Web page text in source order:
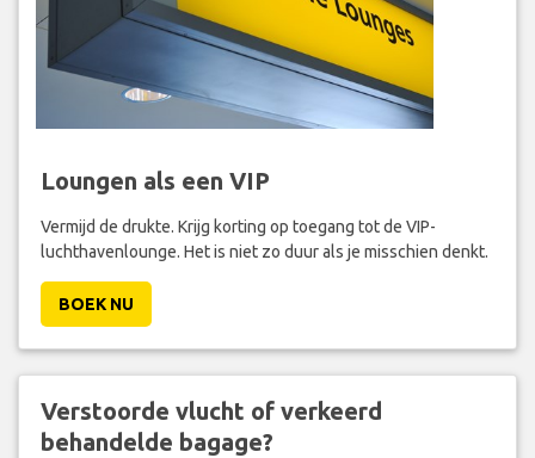
Loungen als een VIP
Vermijd de drukte. Krijg korting op toegang tot de VIP-
luchthavenlounge. Het is niet zo duur als je misschien denkt.
BOEK NU
Verstoorde vlucht of verkeerd
behandelde bagage?